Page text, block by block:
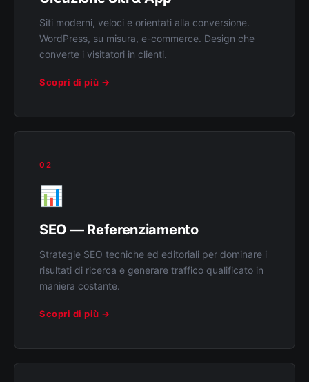
Siti moderni, veloci e orientati alla conversione.
WordPress, su misura, e-commerce. Design che
converte i visitatori in clienti.
Scopri di più →
02
📊
SEO — Referenziamento
Strategie SEO tecniche ed editoriali per dominare i
risultati di ricerca e generare traffico qualificato in
maniera costante.
Scopri di più →